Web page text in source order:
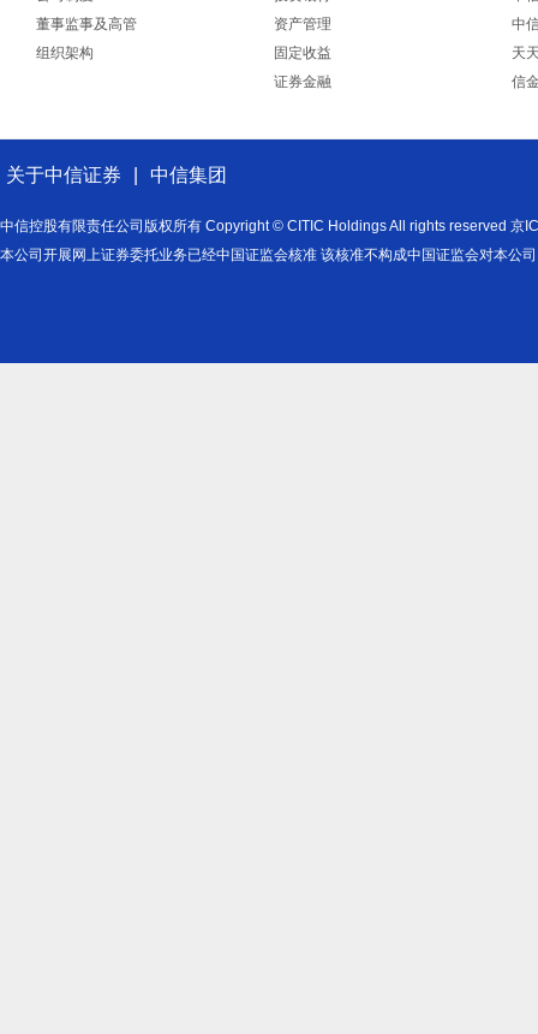
董事监事及高管
组织架构
资产管理
固定收益
证券金融
中
天
信
关于中信证券 中信集团
中信控股有限责任公司版权所有 Copyright © CITIC Holdings All rights reserved 京
本公司开展网上证券委托业务已经中国证监会核准 该核准不构成中国证监会对本公